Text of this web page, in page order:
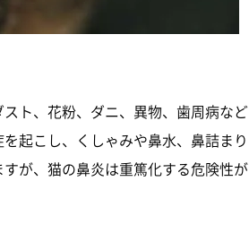
ト、花粉、ダニ、異物、歯周病など
起こし、くしゃみや鼻水、鼻詰まり
が、猫の鼻炎は重篤化する危険性が